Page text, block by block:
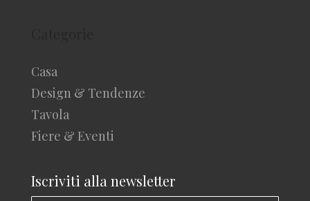
Casa
Design & Tendenze
Tavola
Fiere & Eventi
Iscriviti alla newsletter